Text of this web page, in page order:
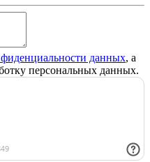
данных, а
персональных данных.